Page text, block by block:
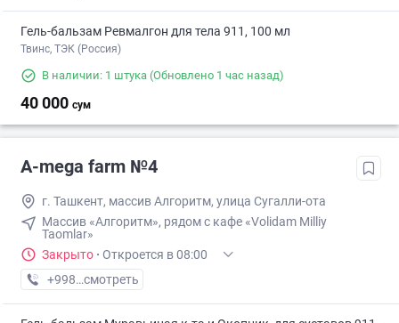
Гель-бальзам Ревмалгон для тела 911, 100 мл
Твинс, ТЭК (Россия)
В наличии: 1 штука (Обновлено 1 час назад)
40 000 сум
A-mega farm №4
г. Ташкент, массив Алгоритм, улица Сугалли-ота
Массив «Алгоритм», рядом с кафе «Volidam Milliy
Taomlar»
Закрыто · Откроется в 08:00
+998 (99) XXX-XX-XX
смотреть